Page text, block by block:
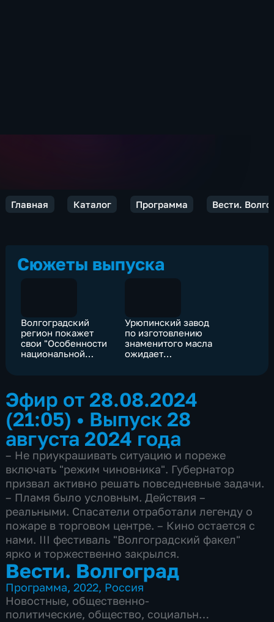
Главная Каталог Программа Вести.
Сюжеты выпуска
Волгоградский
регион покажет
свои "Особенности
национальной
Урюпинский завод
по изготовлению
знаменитого масла
ожидает
Эфир от 28.08.2024
(21:05) • Выпуск 28
августа 2024 года
– Не приукрашивать ситуацию и пореже
включать "режим чиновника". Губернатор
призвал активно решать повседневные задачи.
– Пламя было условным. Действия –
реальными. Спасатели отработали легенду о
пожаре в торговом центре. – Кино остается с
нами. III фестиваль "Волгоградский факел"
ярко и торжественно закрылся.
Вести. Волгоград
Программа,2022, Россия
Новостные, общественно-
политические, общество, социально-